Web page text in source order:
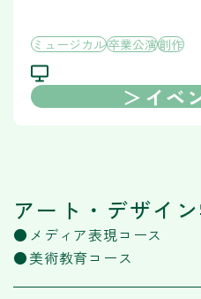
ミュージカル卒業公演創作
イベ
アート・デザイ
メディア表現コース
美術教育コース